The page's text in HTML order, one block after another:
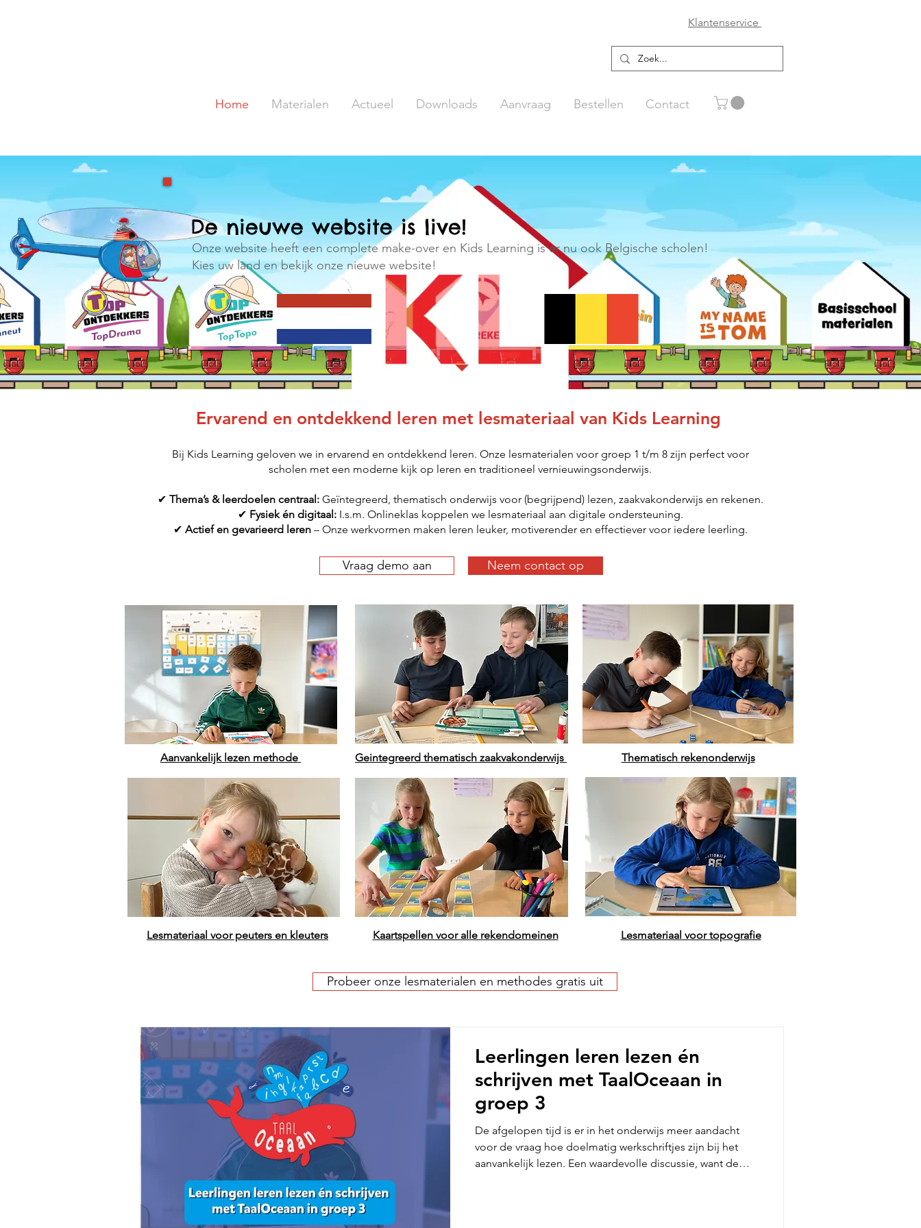
Klantenservice
Home Materialen Actueel Downloads Aanvraag Bestellen Contact
De nieuwe website is live!
Onze website heeft een complete make-over en Kids Learning is er nu ook Belgische scholen!
Kies uw land en bekijk onze nieuwe website!
Ervarend en ontdekkend leren met lesmateriaal van Kids Learning
Bij Kids Learning geloven we in ervarend en ontdekkend leren. Onze lesmaterialen voor groep 1 t/m 8 zijn perfect voor
scholen met een moderne kijk op leren en traditioneel vernieuwingsonderwijs.
✔ Thema’s & leerdoelen centraal: Geïntegreerd, thematisch onderwijs voor (begrijpend) lezen, zaakvakonderwijs en rekenen.
✔ Fysiek én digitaal: I.s.m. Onlineklas koppelen we lesmateriaal aan digitale ondersteuning.
✔ Actief en gevarieerd leren– Onze werkvormen maken leren leuker, motiverender en effectiever voor iedere leerling.
Vraag demo aan Neem contact op
Aanvankelijk lezen methode
Lesmateriaal voor peuters en kleuters
Geintegreerd thematisch zaakvakonderwijs
Kaartspellen voor alle rekendomeinen
Thematisch rekenonderwijs
Lesmateriaal voor topografie
Probeer onze lesmaterialen en methodes gratis uit
Leerlingen leren lezen én
schrijven met TaalOceaan in
groep 3
De afgelopen tijd is er in het onderwijs meer aandacht
voor de vraag hoe doelmatig werkschriftjes zijn bij het
aanvankelijk lezen. Een waardevolle discussie, want de